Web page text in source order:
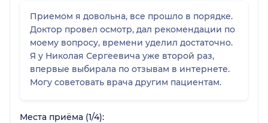
Приемом я довольна, все прошло в порядке.
Доктор провел осмотр, дал рекомендации по
моему вопросу, времени уделил достаточно.
Я у Николая Сергеевича уже второй раз,
впервые выбирала по отзывам в интернете.
Могу советовать врача другим пациентам.
Места приёма (1/4):